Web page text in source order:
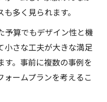
トレンドと実例紹介
費用の違いを徹底考
費用の違いを比較解
ゃれを叶える費用目
多く見られます。
予算でもデザイン性と機
小さな工夫が大きな満足
。事前に複数の事例を
ームプランを考えるこ